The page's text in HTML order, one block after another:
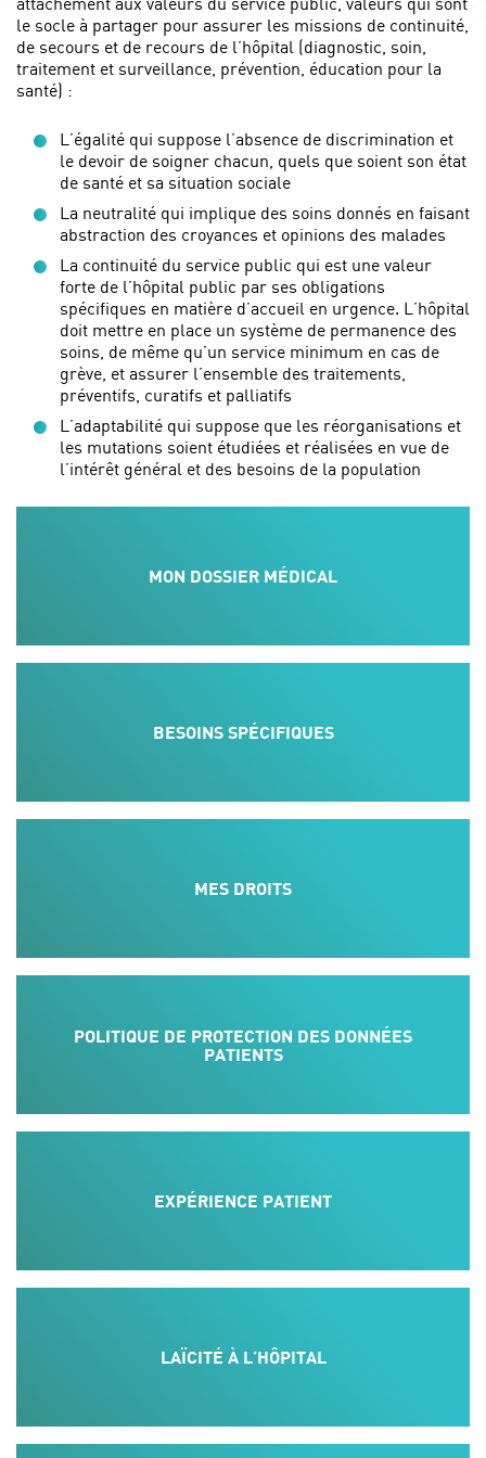
le socle à partager pour assurer les missions de continuité,
de secours et de recours de l’hôpital (diagnostic, soin,
traitement et surveillance, prévention, éducation pour la
santé) :
L’égalité qui suppose l’absence de discrimination et
le devoir de soigner chacun, quels que soient son état
de santé et sa situation sociale
La neutralité qui implique des soins donnés en faisant
abstraction des croyances et opinions des malades
La continuité du service public qui est une valeur
forte de l’hôpital public par ses obligations
spécifiques en matière d’accueil en urgence. L’hôpital
doit mettre en place un système de permanence des
soins, de même qu’un service minimum en cas de
grève, et assurer l’ensemble des traitements,
préventifs, curatifs et palliatifs
L’adaptabilité qui suppose que les réorganisations et
les mutations soient étudiées et réalisées en vue de
l’intérêt général et des besoins de la population
MON DOSSIER MÉDICAL
BESOINS SPÉCIFIQUES
MES DROITS
POLITIQUE DE PROTECTION DES DONNÉES
PATIENTS
EXPÉRIENCE PATIENT
LAÏCITÉ À L’HÔPITAL